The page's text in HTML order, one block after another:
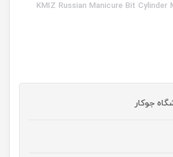
KMIZ Russian Manicure Bit Cylinder
جوکار